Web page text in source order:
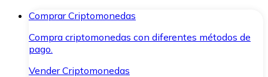
Comprar Criptomonedas
Compra criptomonedas con diferentes métodos de
pago.
Vender Criptomonedas